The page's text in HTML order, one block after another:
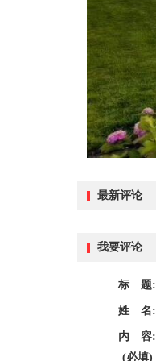
最新评论
我要评论
标 题:
姓 名:
内 容:
(必填)